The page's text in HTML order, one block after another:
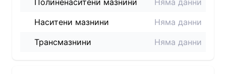
Полиненаситени мазнини
Няма данни
Наситени мазнини
Няма данни
Трансмазнини
Няма данни